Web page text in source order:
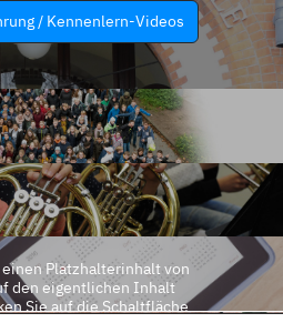
/ Kennenlern-Videos
Platzhalterinhalt von
den eigentlichen Inhalt
Sie auf die Schaltfläche